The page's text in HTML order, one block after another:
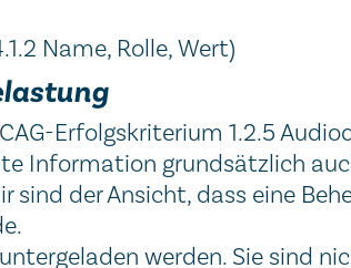
Name, Rolle, Wert)
Erfolgskriterium 1.2.5
Information grundsätzlich
der Ansicht, dass eine
werden. Sie sind